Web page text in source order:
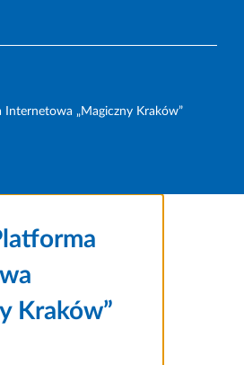
Internetowa „Magiczny Kraków”
Kraków”